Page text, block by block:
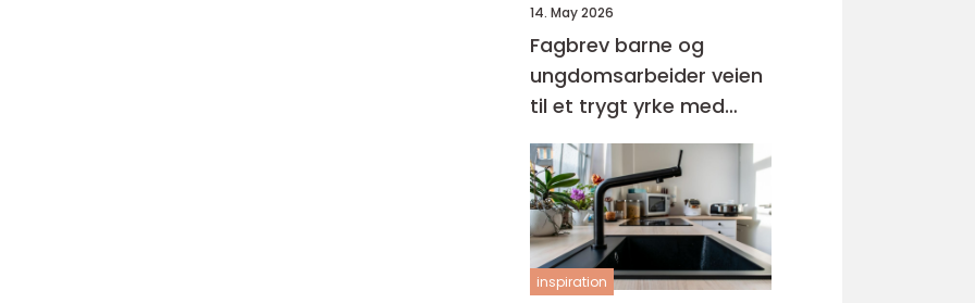
14. May 2026
Fagbrev barne og
ungdomsarbeider veien
til et trygt yrke med
mening
inspiration